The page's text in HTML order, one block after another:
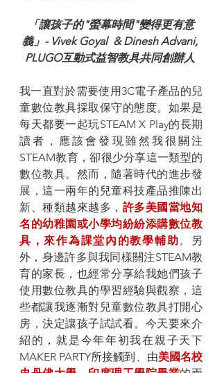
「讓孩子的"螢幕時間"變得更有意
義」- Vivek Goyal  & Dinesh Advani,
PLUGO互動式益智教具共同創辦人
我一直對於需要使用3C電子產品的兒
童數位教具採取保守的態度。如果是
每天都要一起玩STEAM X Play的長期
讀者，應該會發現雖然我很關注
STEAM教育，卻很少分享這一類型的
數位教具。然而，隨著時代的進步發
展，這一兩年的兒童科技產品推陳出
新、種類越來越多， 許多美國當地知
名的幼稚園或小學均紛紛添購數位教
具，來作為課堂內的教學輔助。另
外，身邊許多與我同樣關注STEAM教
育的家長，也經常分享給我她們孩子
使用數位教具的學習經驗與觀察，這
些都讓我逐漸對兒童數位教具打開心
房，決定讓孩子試試看。今天要來介
紹的，就是今年年初我在親子天下
MAKER PARTY所接觸到、由美國名校